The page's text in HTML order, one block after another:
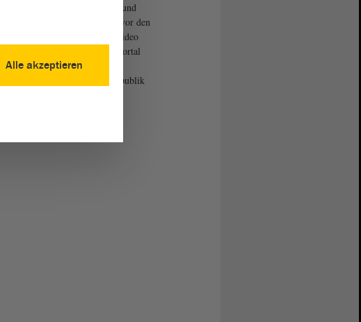
amerikanischen Truppen und
erklärt, warum er Angst vor den
Rotarmisten hatte. Das Video
stammt vom Zeitzeugenportal
der Stiftung Haus der
Geschichte der Bundesrepublik
Alle akzeptieren